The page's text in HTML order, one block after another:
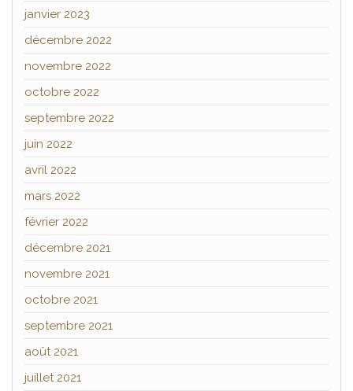
janvier 2023
décembre 2022
novembre 2022
octobre 2022
septembre 2022
juin 2022
avril 2022
mars 2022
février 2022
décembre 2021
novembre 2021
octobre 2021
septembre 2021
août 2021
juillet 2021